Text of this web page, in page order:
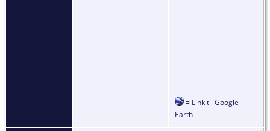
= Link til Google
Earth